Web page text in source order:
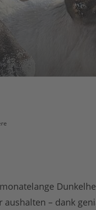
– dank